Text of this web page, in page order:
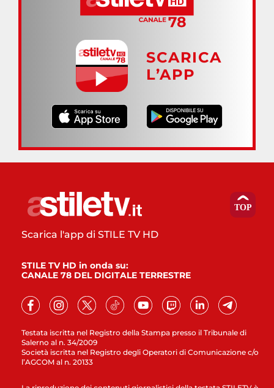
SCARICA
L’APP
Testata iscritta nel Registro della Stampa presso il Tribunale di
Salerno al n. 34/2009
Società iscritta nel Registro degli Operatori di Comunicazione c/o
l’AGCOM al n. 20133
Scarica l'app di STILE TV HD
STILE TV HD in onda su:
CANALE 78 DEL DIGITALE TERRESTRE